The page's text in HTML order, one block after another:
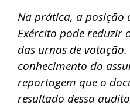
Na prática, a posição
Exército pode
das urnas de
conhecimento do
reportagem que o
resultado dessa